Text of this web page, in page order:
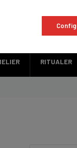
RITUALER